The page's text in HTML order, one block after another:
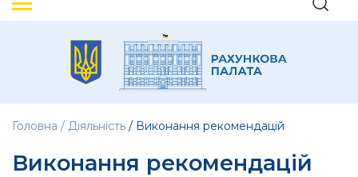
Головна Діяльність Виконання рекомендацій
Виконання рекомендацій